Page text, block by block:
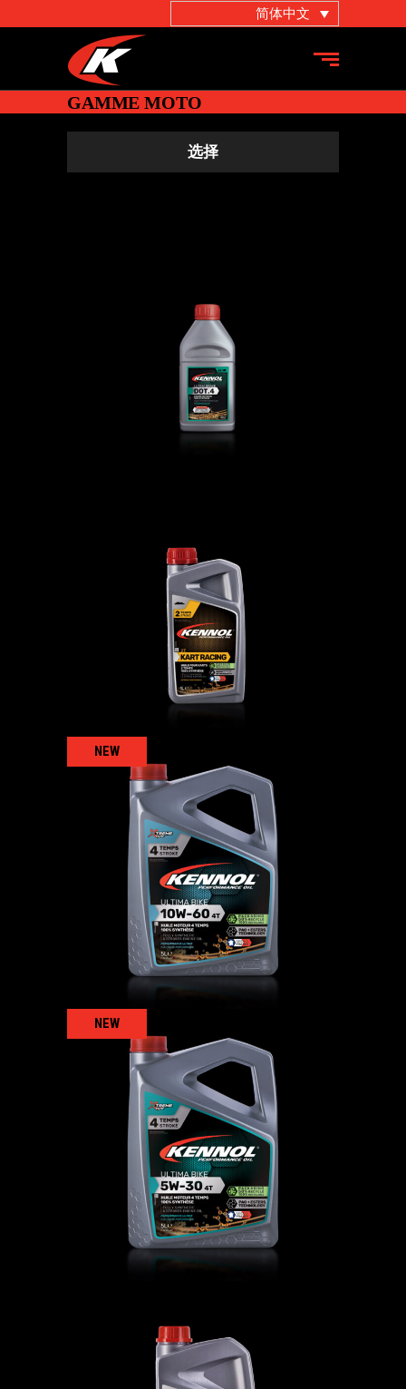
简体中文
GAMME MOTO
选择
ULTIMA BRAKE
,特种流体
KART RACING 2T
汽车,特种流体,
NEW
ULTIMA BIKE 10W-60 4T
发动机油,摩托车
NEW
ULTIMA BIKE 5W-30 4T
发动机油,摩托车